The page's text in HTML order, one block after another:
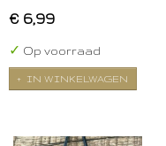
€ 6,99
✓ Op voorraad
IN WINKELWAGEN